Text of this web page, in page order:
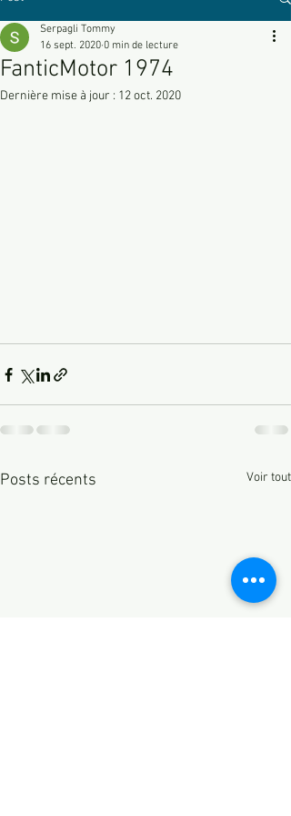
FanticMotor 1974
Serpagli Tommy
16 sept. 2020 0 min de lecture
Dernière mise à jour : 12 oct. 2020
Posts récents Voir tout